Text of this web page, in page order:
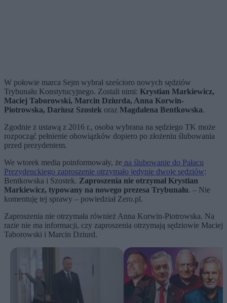
W połowie marca Sejm wybrał sześcioro nowych sędziów
Trybunału Konstytucyjnego. Zostali nimi: Krystian Markiewicz,
Maciej Taborowski, Marcin Dziurda, Anna Korwin-
Piotrowska, Dariusz Szostek oraz Magdalena Bentkowska.
Zgodnie z ustawą z 2016 r., osoba wybrana na sędziego TK może
rozpocząć pełnienie obowiązków dopiero po złożeniu ślubowania
przed prezydentem.
We wtorek media poinformowały, że na ślubowanie do Pałacu
Prezydenckiego zaproszenie otrzymało jedynie dwoje sędziów:
Bentkowska i Szostek. Zaproszenia nie otrzymał Krystian
Markiewicz, typowany na nowego prezesa Trybunału. – Nie
komentuję tej sprawy – powiedział Zero.pl.
Zaproszenia nie otrzymała również Anna Korwin-Piotrowska. Na
razie nie ma informacji, czy zaproszenia otrzymają sędziowie Maciej
Taborowski i Marcin Dziurd.